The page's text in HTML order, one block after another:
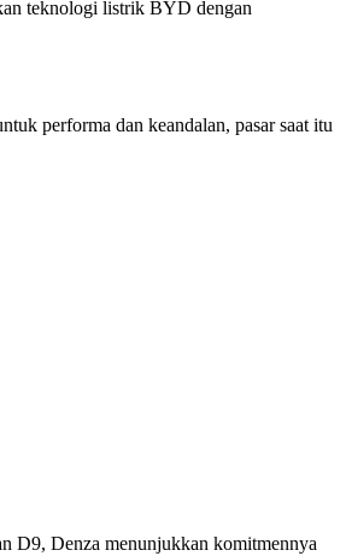
teknologi listrik BYD dengan
performa dan keandalan, pasar saat itu
D9, Denza menunjukkan komitmennya